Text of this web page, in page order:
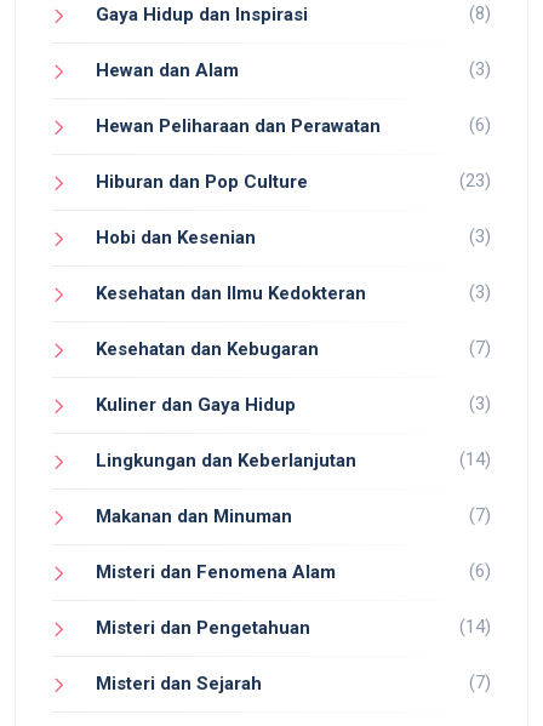
Gaya Hidup dan Inspirasi (8)
Hewan dan Alam (3)
Hewan Peliharaan dan Perawatan (6)
Hiburan dan Pop Culture (23)
Hobi dan Kesenian (3)
Kesehatan dan Ilmu Kedokteran (3)
Kesehatan dan Kebugaran (7)
Kuliner dan Gaya Hidup (3)
Lingkungan dan Keberlanjutan (14)
Makanan dan Minuman (7)
Misteri dan Fenomena Alam (6)
Misteri dan Pengetahuan (14)
Misteri dan Sejarah (7)